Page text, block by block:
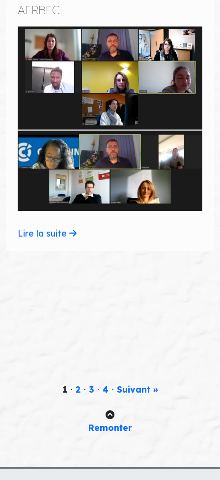
AERBFC.
Lire la suite
1 · 2 · 3 · 4 · Suivant »
Remonter